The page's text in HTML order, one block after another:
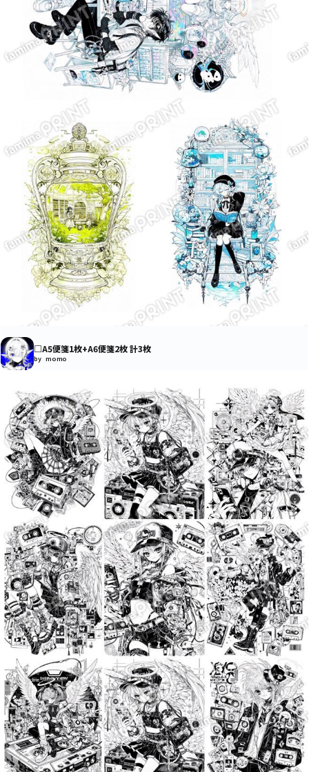
□A5便箋1枚+A6便箋2枚 計3枚
by momo